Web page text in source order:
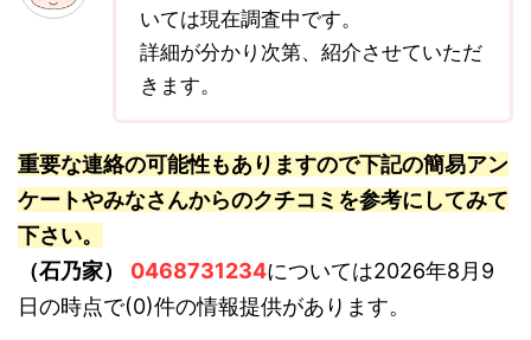
いては現在調査中です。
詳細が分かり次第、紹介させていただ
きます。
重要な連絡の可能性もありますので下記の簡易アン
ケートやみなさんからのクチコミを参考にしてみて
下さい。
（石乃家）
0468731234については2026年8月9
日の時点で(0)件の情報提供があります。